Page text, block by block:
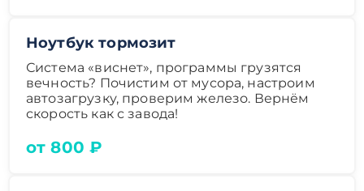
Ноутбук тормозит
Система «виснет», программы грузятся
вечность? Почистим от мусора, настроим
автозагрузку, проверим железо. Вернём
скорость как с завода!
от 800 ₽